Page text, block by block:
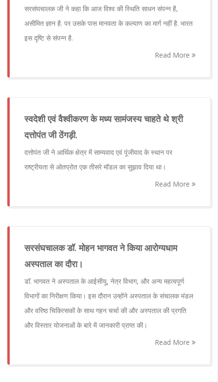
सरसंघचालक जी ने कहा कि आज विश्व की स्थिति साधन संपन्न है,
असीमित ज्ञान है. पर उसके पास मानवता के कल्याण का मार्ग नहीं है. भारत
इस दृष्टि से संपन्न है.
Read More
स्वदेशी एवं वैश्वीकरण के मध्य सामंजस्य चाहते थे श्री
दत्तोपंत जी ठेंगड़ी.
दत्तोपंत जी ने आर्थिक क्षेत्र में साम्यवाद एवं पूंजीवाद के स्थान पर
राष्ट्रीयता से ओतप्रोत एक तीसरे मॉडल का सुझाव दिया था।
Read More
सरसंघचालक डॉ. मोहन भागवत ने किया आरोग्यधाम
अस्पताल का दौरा।
डॉ. भागवत ने अस्पताल के आईसीयू, नेत्र विभाग, और अन्य महत्वपूर्ण
विभागों का निरीक्षण किया। इस दौरान उन्होंने अस्पताल के संचालक मंडल
और वरिष्ठ चिकित्सकों के साथ गहन चर्चा की और अस्पताल की प्रगति
और विस्तार योजनाओं के बारे में जानकारी प्राप्त की।
Read More